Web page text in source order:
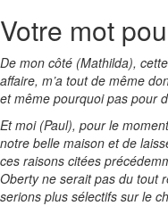
Votre mot
De mon côté (Mathilda),
affaire, m’a tout de même
et même pourquoi pas pour
Et moi (Paul), pour le
notre belle maison et de
ces raisons citées
Oberty ne serait pas du tout
serions plus sélectifs sur le